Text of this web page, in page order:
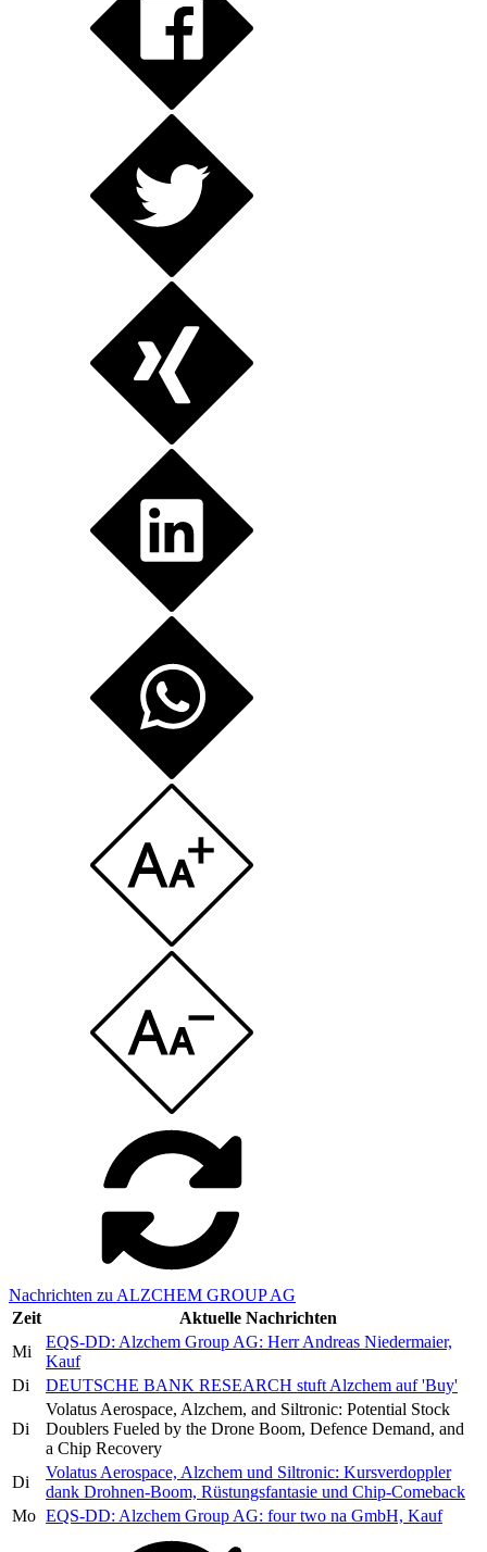
Nachrichten zu ALZCHEM GROUP AG
Zeit
Aktuelle Nachrichten
Mi
EQS-DD: Alzchem Group AG: Herr Andreas Niedermaier,
Kauf
Di
DEUTSCHE BANK RESEARCH stuft Alzchem auf 'Buy'
Di
Volatus Aerospace, Alzchem, and Siltronic: Potential Stock
Doublers Fueled by the Drone Boom, Defence Demand, and
a Chip Recovery
Di
Volatus Aerospace, Alzchem und Siltronic: Kursverdoppler
dank Drohnen-Boom, Rüstungsfantasie und Chip-Comeback
Mo EQS-DD: Alzchem Group AG: four two na GmbH, Kauf